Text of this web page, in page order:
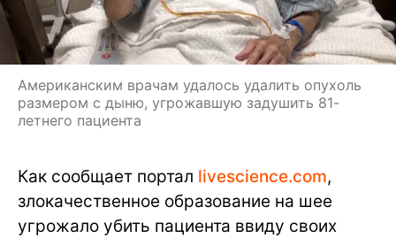
Американским врачам удалось удалить опухоль
размером с дыню, угрожавшую задушить 81-
летнего пациента
Как сообщает портал livescience.com,
злокачественное образование на шее
угрожало убить пациента ввиду своих